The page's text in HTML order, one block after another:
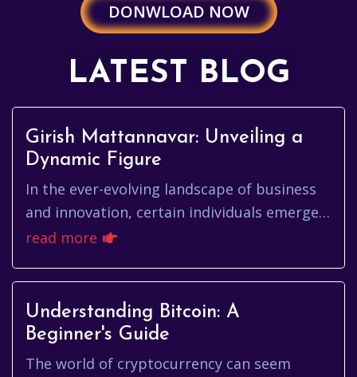
DONWLOAD NOW
LATEST BLOG
Girish Mattannavar: Unveiling a
Dynamic Figure
In the ever-evolving landscape of business
and innovation, certain individuals emerge
as beacons of progress, individuals who
read more
Understanding Bitcoin: A
Beginner's Guide
The world of cryptocurrency can seem